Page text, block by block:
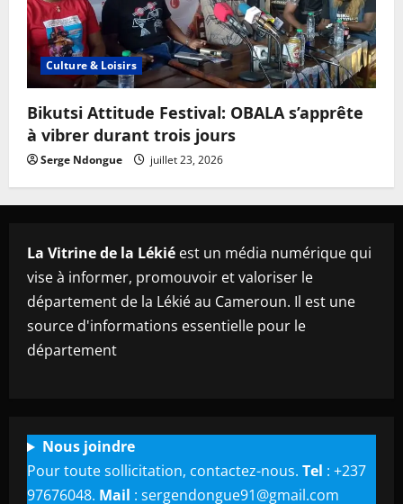
Culture & Loisirs
Bikutsi Attitude Festival: OBALA s’apprête
à vibrer durant trois jours
Serge Ndongue juillet 23, 2026
La Vitrine de la Lékié est un média numérique qui
vise à informer, promouvoir et valoriser le
département de la Lékié au Cameroun. Il est une
source d'informations essentielle pour le
département
Nous joindre
Pour toute sollicitation, contactez-nous. Tel : +237
97676048. Mail : sergendongue91@gmail.com